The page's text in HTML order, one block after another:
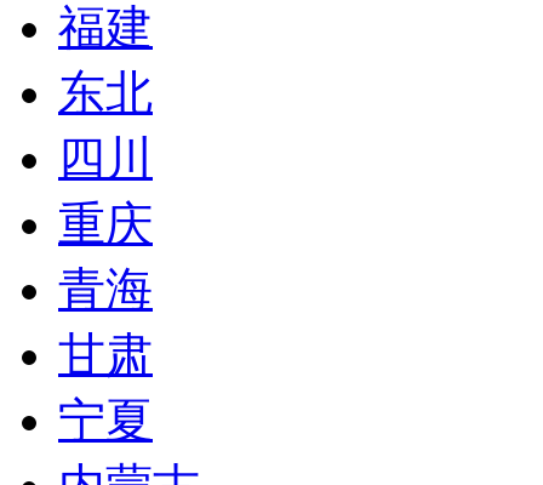
福建
东北
四川
重庆
青海
甘肃
宁夏